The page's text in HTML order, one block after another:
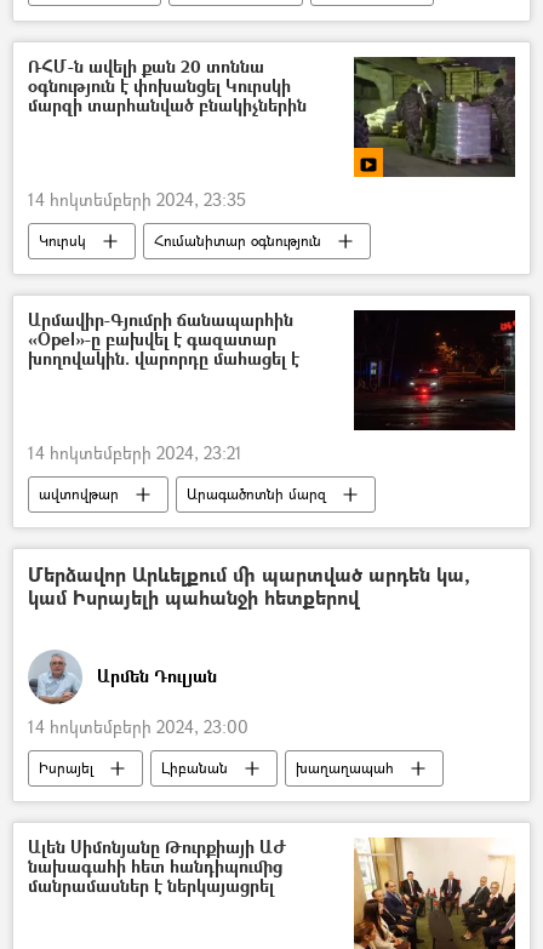
տիեզերանավ
ԱՄՆ-ի Օդագնացության և տիեզերական տարածության հետազոտությունների ազգային գործակալությունը ( NASA)
ՌՀՄ-ն ավելի քան 20 տոննա
օգնություն է փոխանցել Կուրսկի
մարզի տարհանված բնակիչներին
14 հոկտեմբերի 2024, 23:35
Կուրսկ
Հումանիտար օգնություն
Ռուսաստանի հայերի միություն
Ռուսաստան
Ուկրաինա
Պատերազմ
Տեսանյութեր
Արմավիր-Գյումրի ճանապարհին
«Opel»-ը բախվել է գազատար
խողովակին. վարորդը մահացել է
14 հոկտեմբերի 2024, 23:21
ավտովթար
Արագածոտնի մարզ
Մահ
Վթար, պատահար, սպանություն, գողություն
Մերձավոր Արևելքում մի պարտված արդեն կա,
կամ Իսրայելի պահանջի հետքերով
Արմեն Դուլյան
14 հոկտեմբերի 2024, 23:00
Իսրայել Լիբանան
խաղաղապահ
5 րոպե Դուլյանի հետ
Հեղինակներ
Ալեն Սիմոնյանը Թուրքիայի ԱԺ
նախագահի հետ հանդիպումից
մանրամասներ է ներկայացրել